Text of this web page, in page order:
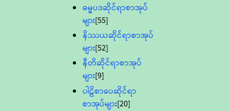
ဓမ္မပဒဆိုင်ရာစာအုပ်
များ[55]
နိဿယဆိုင်ရာစာအုပ်
များ[52]
နီတိဆိုင်ရာစာအုပ်
များ[9]
ပါဠိစာပေဆိုင်ရာ
စာအုပ်များ[20]